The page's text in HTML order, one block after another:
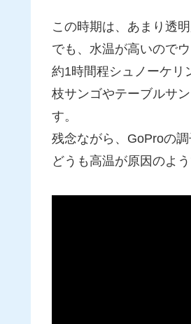
この時期は、あまり透
でも、水温が高いので
約1時間程シュノーケリ
枝サンゴやテーブルサ
す。
残念ながら、GoProの
どうも高温が原因のよ